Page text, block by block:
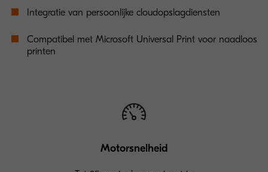
Integratie van persoonlijke cloudopslagdiensten
Compatibel met Microsoft Universal Print voor naadloos
printen
Motorsnelheid